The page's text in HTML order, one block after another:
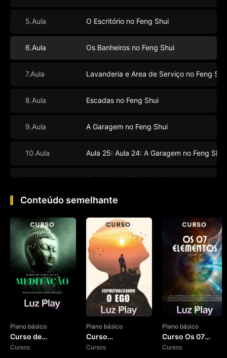
5.Aula O Escritório no Feng Shui
6.Aula Os Banheiros no Feng Shui
7.Aula Lavanderia e Area de Serviço no Feng
8.Aula Escadas no Feng Shui
9.Aula A Garagem no Feng Shui
10.Aula Aula 25: Aula 24: A Garagem no Feng Shui
11.Aula O Jardim no Feng Shui
12.Aula Feng Shui - Finalização
Conteúdo semelhante
Plano básico
Curso de
Meditação
Cursos
Plano básico
Curso
Espiritualizando o
Cursos
Plano básico
Curso Os 07
Elementos
Cursos